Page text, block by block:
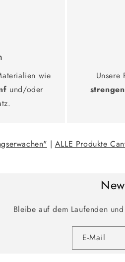
wie
und/oder
Unsere
| ALLE Produkte
Bleibe auf dem Laufenden
E-Mail